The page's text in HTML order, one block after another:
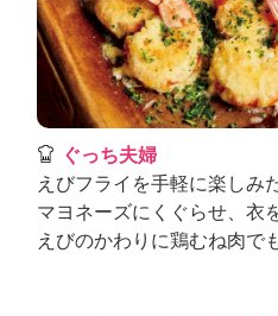
な
の
き
ょ
う
理
」
ぐっち夫婦
えびフライを手軽に楽しみ
マヨネーズにくぐらせ、衣
えびのかわりに鶏むね肉で